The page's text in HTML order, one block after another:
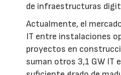
de infraestructuras
Actualmente, el
IT entre instalaciones
proyectos en
suman otros 3,1 GW IT